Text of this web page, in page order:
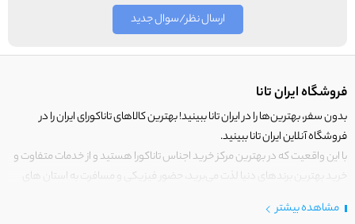
ارسال نظر/سوال جدید
فروشگاه ایران تانا
بدون سفر، بهترین‌ها را در ایران تانا ببینید! بهترین کالاهای تاناکورای ایران را در
فروشگاه آنلاین ایران تانا ببینید.
با این واقعیت که در بهترین مرکز خرید اجناس تاناکورا هستید و از خدمات متفاوت و
خرید بهترین برندهای دنیا لذت می‌برید، حضور فیزیکی و مسافرت به استان های
درایرانتانا فقط کالاهایی قرار می‌گیرند که دارای ارزش خرید بالایی هستند.
مشاهده بیشتر